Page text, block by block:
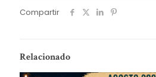
Compartir
Relacionado